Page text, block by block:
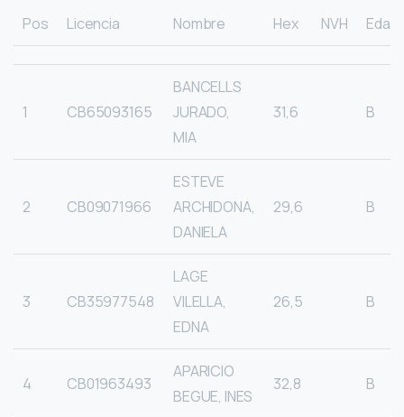
Pos Licencia Nombre Hex NVH Edad
1 CB65093165
BANCELLS
JURADO,
MIA
31,6 B
2 CB09071966
ESTEVE
ARCHIDONA,
DANIELA
29,6 B
3 CB35977548
LAGE
VILELLA,
EDNA
26,5 B
4 CB01963493
APARICIO
BEGUE, INES
32,8 B